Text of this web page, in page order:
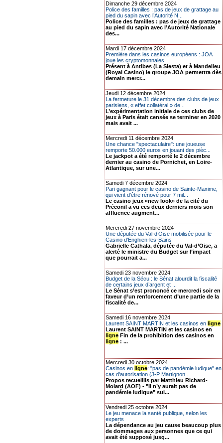
Dimanche 29 décembre 2024
Police des familles : pas de jeux de grattage au
pied du sapin avec l’Autorité N...
Police des familles : pas de jeux de grattage
au pied du sapin avec l’Autorité Nationale
des...
Mardi 17 décembre 2024
Première dans les casinos européens : JOA
joue les cryptomonnaies
Présent à Antibes (La Siesta) et à Mandelieu
(Royal Casino) le groupe JOA permettra dès
demain mercr...
Jeudi 12 décembre 2024
La fermeture le 31 décembre des clubs de jeux
parisiens, « effet collatéral » de...
L’expérimentation initiale de ces clubs de
jeux à Paris était censée se terminer en 2020
mais avait ...
Mercredi 11 décembre 2024
Une chance "spectaculaire": une joueuse
remporte 50.000 euros en jouant des pièc...
Le jackpot a été remporté le 2 décembre
dernier au casino de Pornichet, en Loire-
Atlantique, sur une...
Samedi 7 décembre 2024
Pari gagnant pour le casino de Sainte-Maxime,
qui vient d'être rénové pour 7 mil...
Le casino jeux «new look» de la cité du
Préconil a vu ces deux derniers mois son
affluence augment...
Mercredi 27 novembre 2024
Une députée du Val-d’Oise mobilisée pour le
Casino d'Enghien-les-Bains
Gabrielle Cathala, députée du Val-d’Oise, a
alerté le ministre du Budget sur l’impact
que pourrait a...
Samedi 23 novembre 2024
Budget de la Sécu : le Sénat alourdit la fiscalité
de certains jeux d’argent et ...
Le Sénat s’est prononcé ce mercredi soir en
faveur d’un renforcement d’une partie de la
fiscalité de...
Samedi 16 novembre 2024
Laurent SAINT MARTIN et les casinos en ligne
Laurent SAINT MARTIN et les casinos en
ligne Fin de la prohibition des casinos en
ligne : ...
Mercredi 30 octobre 2024
Casinos en ligne: "pas de pandémie ludique" en
cas d'autorisation (J-P Martignon...
Propos recueillis par Matthieu Richard-
Molard (AOF) - "Il n’y aurait pas de
pandémie ludique" sui...
Vendredi 25 octobre 2024
Le jeu menace la santé publique, selon les
experts
La dépendance au jeu cause beaucoup plus
de dommages aux personnes que ce qui
avait été supposé jusq...